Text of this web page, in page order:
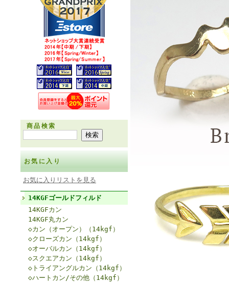
商品検索
お気に入り
お気に入りリストを見る
14KGFゴールドフィルド
14KGFカン
14KGF丸カン
◇カン（オープン）（14kgf）
◇クローズカン（14kgf）
◇オーバルカン（14kgf）
◇スクエアカン（14kgf）
◇トライアングルカン（14kgf）
◇ハートカン/その他（14kgf）